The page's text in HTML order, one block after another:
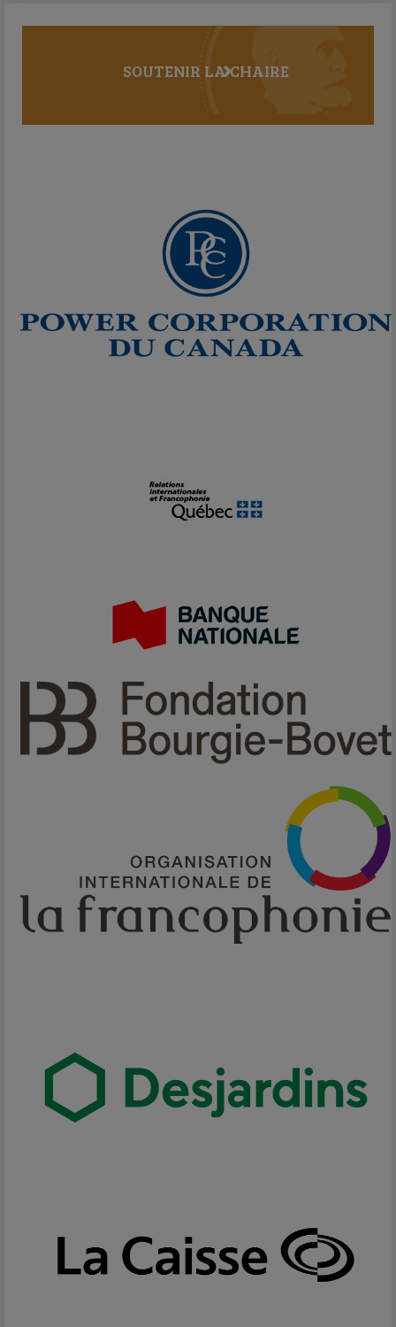
SOUTENIR LA CHAIRE